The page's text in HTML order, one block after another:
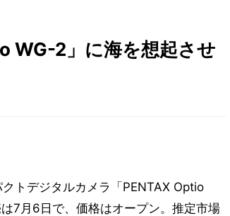
WG-2」に海を想起させ
トデジタルカメラ「PENTAX Optio
7月6日で、価格はオープン。推定市場